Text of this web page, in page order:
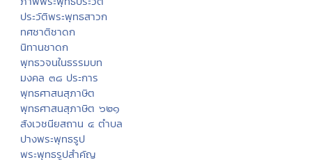
ประวัติพระพุทธสาวก
ทศชาติชาดก
นิทานชาดก
พุทธวจนในธรรมบท
มงคล ๓๘ ประการ
พุทธศาสนสุภาษิต
พุทธศาสนสุภาษิต ๖๒๑
สังเวชนียสถาน ๔ ตำบล
ปางพระพุทธรูป
พระพุทธรูปสำคัญ